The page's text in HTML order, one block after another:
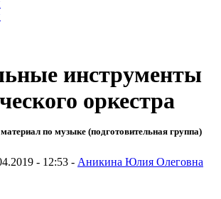
инструменты
оркестра
по музыке (подготовительная группа)
- 12:53 - Аникина Юлия Олеговна